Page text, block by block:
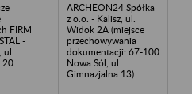
FIRM
-
ul.
20
ARCHEON24 Spółka
z o.o. - Kalisz, ul.
Widok 2A (miejsce
przechowywania
dokumentacji: 67-100
Nowa Sól, ul.
Gimnazjalna 13)